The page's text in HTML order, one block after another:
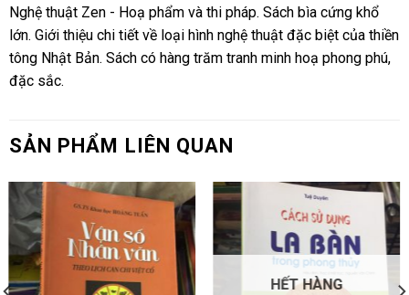
Nghệ thuật Zen - Hoạ phẩm và thi pháp. Sách bìa cứng khổ
lớn. Giới thiệu chi tiết về loại hình nghệ thuật đặc biệt của thiền
tông Nhật Bản. Sách có hàng trăm tranh minh hoạ phong phú,
đặc sắc.
SẢN PHẨM LIÊN QUAN
HẾT HÀNG